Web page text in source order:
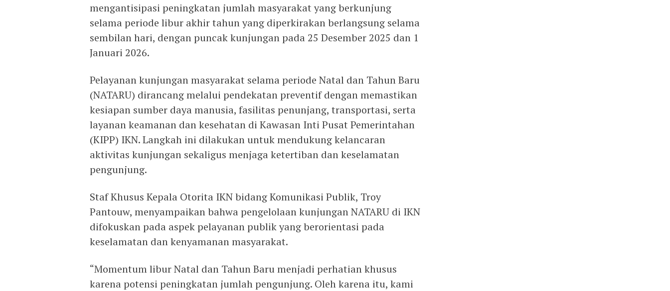
mengantisipasi peningkatan jumlah masyarakat yang berkunjung
selama periode libur akhir tahun yang diperkirakan berlangsung selama
sembilan hari, dengan puncak kunjungan pada 25 Desember 2025 dan 1
Januari 2026.
Pelayanan kunjungan masyarakat selama periode Natal dan Tahun Baru
(NATARU) dirancang melalui pendekatan preventif dengan memastikan
kesiapan sumber daya manusia, fasilitas penunjang, transportasi, serta
layanan keamanan dan kesehatan di Kawasan Inti Pusat Pemerintahan
(KIPP) IKN. Langkah ini dilakukan untuk mendukung kelancaran
aktivitas kunjungan sekaligus menjaga ketertiban dan keselamatan
pengunjung.
Staf Khusus Kepala Otorita IKN bidang Komunikasi Publik, Troy
Pantouw, menyampaikan bahwa pengelolaan kunjungan NATARU di IKN
difokuskan pada aspek pelayanan publik yang berorientasi pada
keselamatan dan kenyamanan masyarakat.
“Momentum libur Natal dan Tahun Baru menjadi perhatian khusus
karena potensi peningkatan jumlah pengunjung. Oleh karena itu, kami